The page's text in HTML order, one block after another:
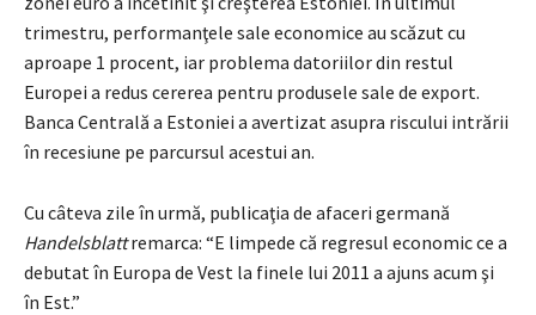
trimestru, performanţele sale economice au scăzut cu
aproape 1 procent, iar problema datoriilor din restul
Europei a redus cererea pentru produsele sale de export.
Banca Centrală a Estoniei a avertizat asupra riscului intrării
în recesiune pe parcursul acestui an.
Cu câteva zile în urmă, publicaţia de afaceri germană
Handelsblattremarca: “E limpede că regresul economic ce a
debutat în Europa de Vest la finele lui 2011 a ajuns acum şi
în Est.”